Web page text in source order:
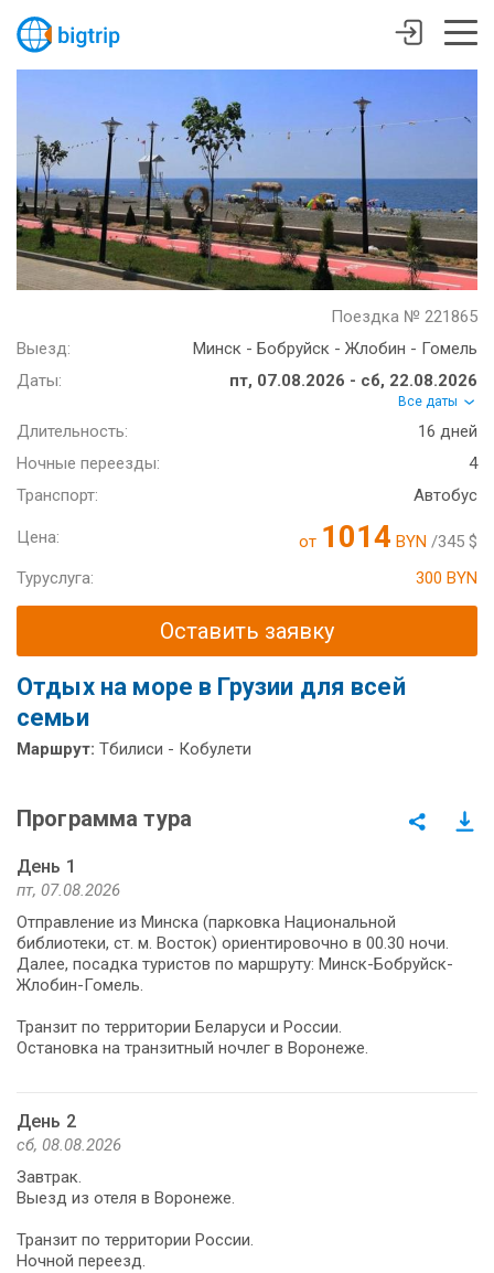
Поездка № 221865
Выезд:
Минск - Бобруйск - Жлобин - Гомель
Даты:
пт, 07.08.2026 - сб, 22.08.2026
Все даты
Длительность:
16 дней
Ночные переезды:
4
Транспорт:
Автобус
Цена: от 1014 BYN /345 $
Туруслуга:
300 BYN
Оставить заявку
Отдых на море в Грузии для всей
семьи
Маршрут: Тбилиси - Кобулети
Программа тура
День 1
пт, 07.08.2026
Отправление из Минска (парковка Национальной
библиотеки, ст. м. Восток) ориентировочно в 00.30 ночи.
Далее, посадка туристов по маршруту: Минск-Бобруйск-
Жлобин-Гомель.
Транзит по территории Беларуси и России.
Остановка на транзитный ночлег в Воронеже.
День 2
сб, 08.08.2026
Завтрак.
Выезд из отеля в Воронеже.
Транзит по территории России.
Ночной переезд.